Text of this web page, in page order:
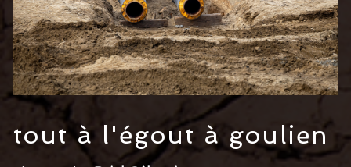
tout à l'égout à goulien